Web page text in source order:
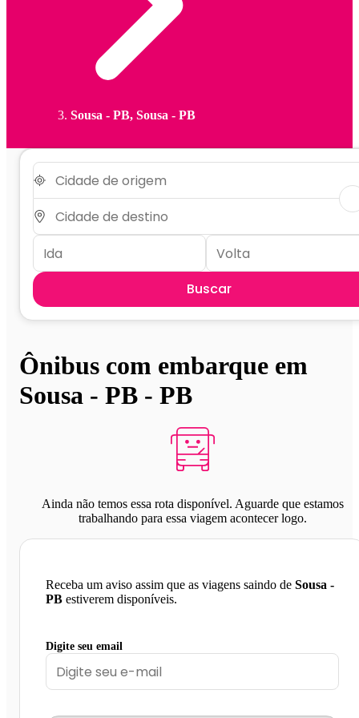
Sousa - PB, Sousa - PB
Buscar
Ônibus com embarque em
Sousa - PB - PB
Ainda não temos essa rota disponível. Aguarde que estamos
trabalhando para essa viagem acontecer logo.
Receba um aviso assim que as viagens saindo de Sousa -
PB estiverem disponíveis.
Digite seu email